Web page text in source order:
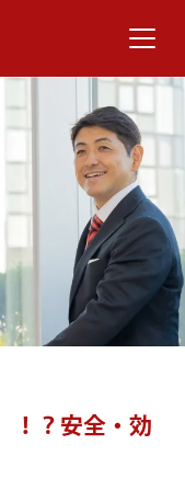
！？安全・効